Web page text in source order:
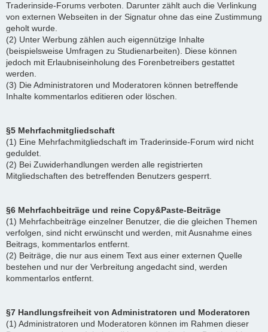
Traderinside-Forums verboten. Darunter zählt auch die Verlinkung
von externen Webseiten in der Signatur ohne das eine Zustimmung
geholt wurde.
(2) Unter Werbung zählen auch eigennützige Inhalte
(beispielsweise Umfragen zu Studienarbeiten). Diese können
jedoch mit Erlaubniseinholung des Forenbetreibers gestattet
werden.
(3) Die Administratoren und Moderatoren können betreffende
Inhalte kommentarlos editieren oder löschen.
§5 Mehrfachmitgliedschaft
(1) Eine Mehrfachmitgliedschaft im Traderinside-Forum wird nicht
geduldet.
(2) Bei Zuwiderhandlungen werden alle registrierten
Mitgliedschaften des betreffenden Benutzers gesperrt.
§6 Mehrfachbeiträge und reine Copy&Paste-Beiträge
(1) Mehrfachbeiträge einzelner Benutzer, die die gleichen Themen
verfolgen, sind nicht erwünscht und werden, mit Ausnahme eines
Beitrags, kommentarlos entfernt.
(2) Beiträge, die nur aus einem Text aus einer externen Quelle
bestehen und nur der Verbreitung angedacht sind, werden
kommentarlos entfernt.
§7 Handlungsfreiheit von Administratoren und Moderatoren
(1) Administratoren und Moderatoren können im Rahmen dieser